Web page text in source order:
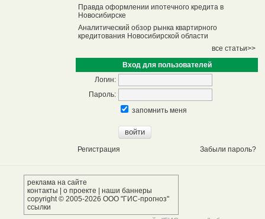
Правда оформлении ипотечного кредита в
Новосибирске
Аналитический обзор рынка квартирного
кредитования Новосибирской области
все статьи>>
Вход для пользователей
Логин:
Пароль:
запомнить меня
Регистрация Забыли пароль?
реклама на сайте
контакты
о проекте
наши баннеры
copyright © 2005-2026 ООО "ГИС-прогноз"
ссылки